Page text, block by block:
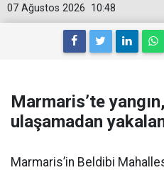
10:48
07 Ağustos 2026
Marmaris’te
ulaşamadan
Marmaris’in Beldibi